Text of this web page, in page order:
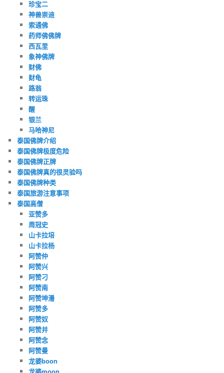
珍宝二
神兽崇迪
索通佛
药师佛佛牌
西瓦里
象神佛牌
财佛
财龟
路翁
转运珠
醒
银兰
马哈神尼
泰国佛牌介绍
泰国佛牌极度危险
泰国佛牌正牌
泰国佛牌真的很灵验吗
泰国佛牌种类
泰国旅游注意事项
泰国高僧
亚赞多
周冠史
山卡拉培
山卡拉杨
阿赞仲
阿赞兴
阿赞刁
阿赞南
阿赞坤潘
阿赞多
阿赞奴
阿赞并
阿赞念
阿赞曼
龙婆boon